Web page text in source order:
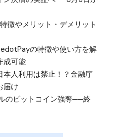
徴やメリット・デメリット
の特徴や使い方を解
成可能
本人利用は禁止！？金融庁
届け
のビットコイン強奪──終